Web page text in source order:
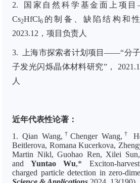
2. 国家自然科学基金面上项
Cs2HfCl6 的制备、缺陷结构和性
2023.12，项目负责人
3. 上海市探索者计划项目——“分
子发光闪烁晶体材料研究”，
人
近年代表性论著：
1. Qian Wang, † Chenger Wang, †
Beitlerova, Romana Kucerkova,
Martin Nikl, Guohao Ren, Xilei
andYuntao Wu,* Exciton-
charged particle detection in zero-